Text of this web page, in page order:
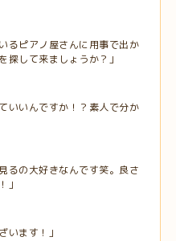
るピアノ屋さんに用事で出か
探して来ましょうか？」
いいんですか！？素人で分か
るの大好きなんです笑。良さ
」
います！」